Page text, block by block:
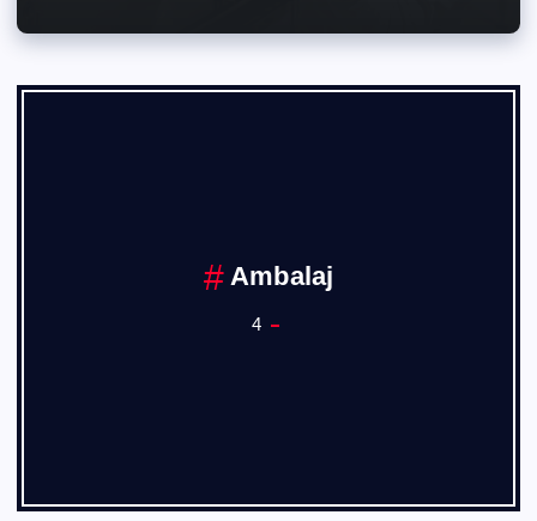
Ankara Sanayi Odası
1